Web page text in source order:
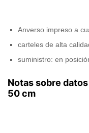
Anverso impreso a
carteles de alta
suministro: en
Notas sobre
50 cm